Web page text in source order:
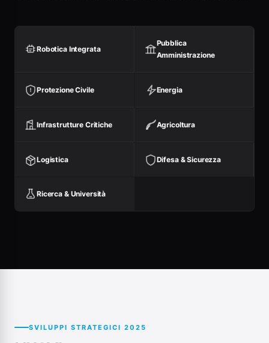
Robotica Integrata
Pubblica
Amministrazione
Protezione Civile Energia
Infrastrutture Critiche Agricoltura
Logistica Difesa & Sicurezza
Ricerca & Università
SVILUPPI STRATEGICI 2025